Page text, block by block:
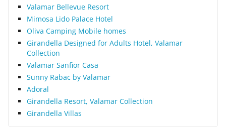
Valamar Bellevue Resort
Mimosa Lido Palace Hotel
Oliva Camping Mobile homes
Girandella Designed for Adults Hotel, Valamar
Collection
Valamar Sanfior Casa
Sunny Rabac by Valamar
Adoral
Girandella Resort, Valamar Collection
Girandella Villas